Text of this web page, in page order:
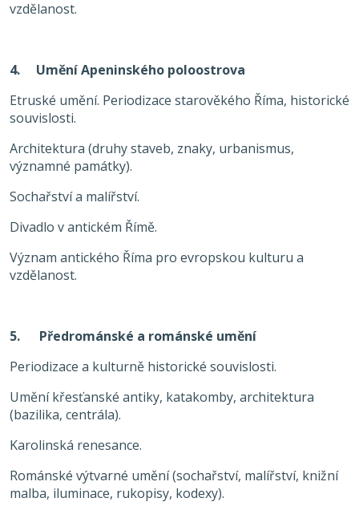
vzdělanost.
4. Umění Apeninského poloostrova
Etruské umění. Periodizace starověkého Říma, historické
souvislosti.
Architektura (druhy staveb, znaky, urbanismus,
významné památky).
Sochařství a malířství.
Divadlo v antickém Římě.
Význam antického Říma pro evropskou kulturu a
vzdělanost.
5. Předrománské a románské umění
Periodizace a kulturně historické souvislosti.
Umění křesťanské antiky, katakomby, architektura
(bazilika, centrála).
Karolinská renesance.
Románské výtvarné umění (sochařství, malířství, knižní
malba, iluminace, rukopisy, kodexy).